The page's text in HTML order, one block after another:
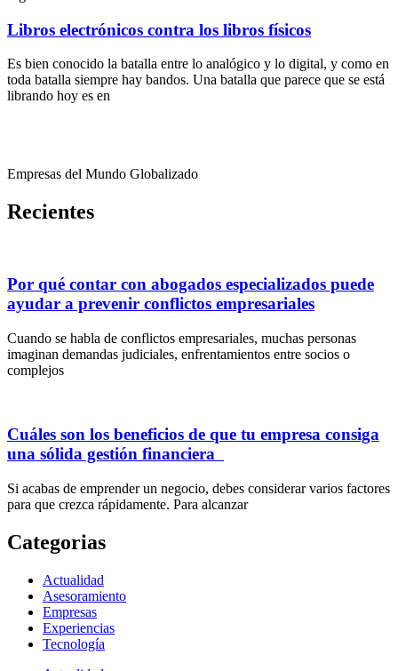
Libros electrónicos contra los libros físicos
Es bien conocido la batalla entre lo analógico y lo digital, y como en
toda batalla siempre hay bandos. Una batalla que parece que se está
librando hoy es en
Empresas del Mundo Globalizado
Recientes
Por qué contar con abogados especializados puede
ayudar a prevenir conflictos empresariales
Cuando se habla de conflictos empresariales, muchas personas
imaginan demandas judiciales, enfrentamientos entre socios o
complejos
Cuáles son los beneficios de que tu empresa consiga
una sólida gestión financiera
Si acabas de emprender un negocio, debes considerar varios factores
para que crezca rápidamente. Para alcanzar
Categorias
Actualidad
Asesoramiento
Empresas
Experiencias
Tecnología